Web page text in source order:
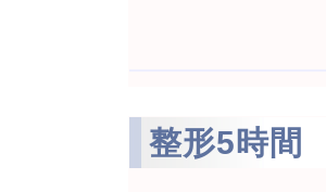
整形5時間